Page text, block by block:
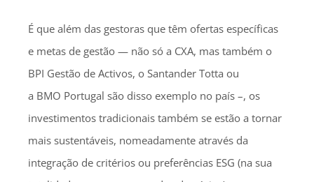
É que além das gestoras que têm ofertas específicas
e metas de gestão — não só a CXA, mas também o
BPI Gestão de Activos, o Santander Totta ou
a BMO Portugal são disso exemplo no país –, os
investimentos tradicionais também se estão a tornar
mais sustentáveis, nomeadamente através da
integração de critérios ou preferências ESG (na sua